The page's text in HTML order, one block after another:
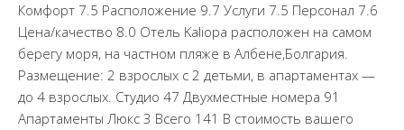
Комфорт 7.5 Расположение 9.7 Услуги 7.5 Персонал 7.6
Цена/качество 8.0 Отель Kaliopa расположен на самом
берегу моря, на частном пляже в Албене,Болгария.
Размещение: 2 взрослых с 2 детьми, в апартаментах —
до 4 взрослых. Студио 47 Двухместные номера 91
Апартаменты Люкс 3 Всего 141 В стоимость вашего